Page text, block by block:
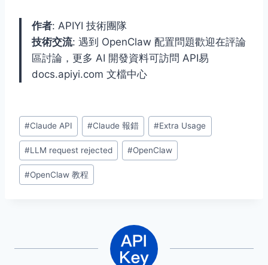
作者: APIYI 技術團隊
技術交流: 遇到 OpenClaw 配置問題歡迎在評論
區討論，更多 AI 開發資料可訪問 API易
docs.apiyi.com 文檔中心
Post
Tags:
#Claude API #Claude 報錯 #Extra Usage
#LLM request rejected #OpenClaw
#OpenClaw 教程